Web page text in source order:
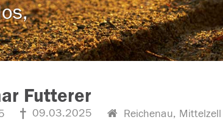
Futterer
09.03.2025 Reichenau, Mittelzell